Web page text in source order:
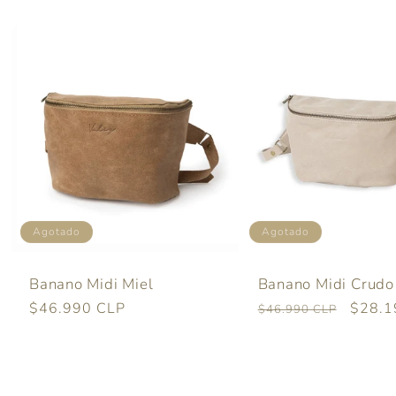
Agotado
Banano Midi Miel
Precio
$46.990 CLP
Agotado
Banano Midi Crudo
Precio
$46.990 CLP SALE